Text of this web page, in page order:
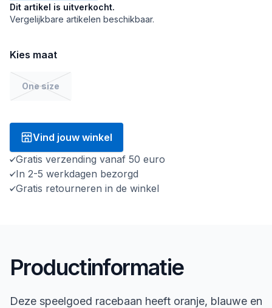
Dit artikel is uitverkocht.
Vergelijkbare artikelen beschikbaar.
Kies maat
One size
Vind jouw winkel
Gratis verzending vanaf 50 euro
In 2-5 werkdagen bezorgd
Gratis retourneren in de winkel
Productinformatie
Deze speelgoed racebaan heeft oranje, blauwe en